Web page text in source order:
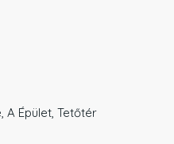
A Épület, Tetőtér